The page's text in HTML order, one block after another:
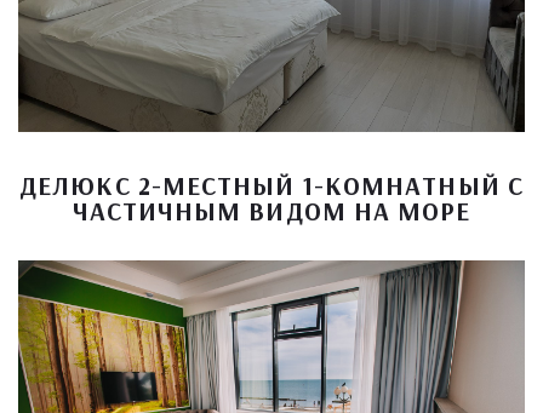
ДЕЛЮКС 2-МЕСТНЫЙ 1-КОМНАТНЫЙ С
ЧАСТИЧНЫМ ВИДОМ НА МОРЕ